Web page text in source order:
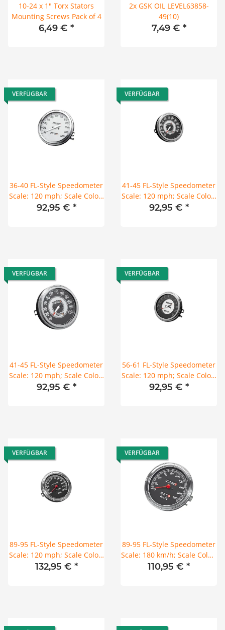
10-24 x 1" Torx Stators
Mounting Screws Pack of 4
6,49 € *
2x GSK OIL LEVEL63858-
49(10)
7,49 € *
VERFÜGBAR
36-40 FL-Style Speedometer
Scale: 120 mph; Scale Color:
white; Ratio 2:1
92,95 € *
VERFÜGBAR
41-45 FL-Style Speedometer
Scale: 120 mph; Scale Color:
black/silver; Ratio 1:1
92,95 € *
VERFÜGBAR
41-45 FL-Style Speedometer
Scale: 120 mph; Scale Color:
black/silver; Ratio 2:1
92,95 € *
VERFÜGBAR
56-61 FL-Style Speedometer
Scale: 120 mph; Scale Color:
black/silver; Ratio 1:1
92,95 € *
VERFÜGBAR
89-95 FL-Style Speedometer
Scale: 120 mph; Scale Color:
black; with reed switch;
132,95 € *
VERFÜGBAR
89-95 FL-Style Speedometer
Scale: 180 km/h; Scale Color:
black; Ratio 2:1 Chrome
110,95 € *